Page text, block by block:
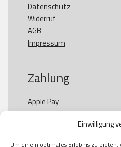
Einwilligung
Um dir ein optimales Erlebnis zu
Datenschutz
Widerruf
AGB
Impressum
Zahlung
Apple Pay
Paypal